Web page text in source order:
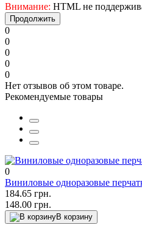
Внимание: HTML не
Продолжить
0
0
0
0
0
Нет отзывов об этом товаре.
Рекомендуемые товары
0
Виниловые одноразовые
184.65 грн.
148.00 грн.
В корзину